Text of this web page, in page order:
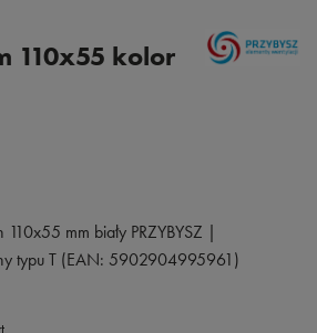
110x55 kolor
mm biały PRZYBYSZ |
typu T (EAN: 5902904995961)